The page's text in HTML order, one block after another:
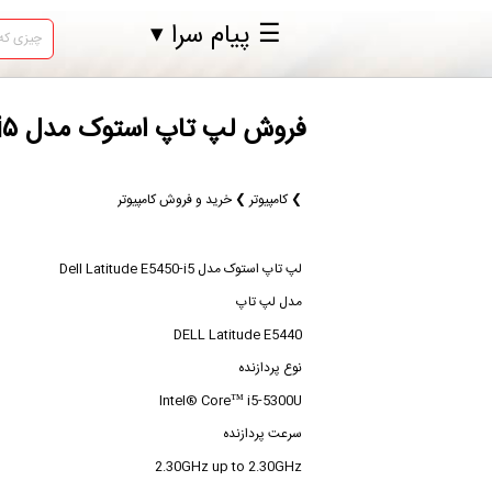
☰ پیام سرا ▾
فروش لپ تاپ استوک مدل Dell Latitude E۵۴۵۰ i۵ در بانه لپ تاپ استوک مدل
❯ کامپیوتر ❯ خرید و فروش کامپیوتر
لپ تاپ استوک مدل Dell Latitude E5450-i5
مدل لپ تاپ
DELL Latitude E5440
نوع پردازنده
Intel® Core™ i5-5300U
سرعت پردازنده
2.30GHz up to 2.30GHz